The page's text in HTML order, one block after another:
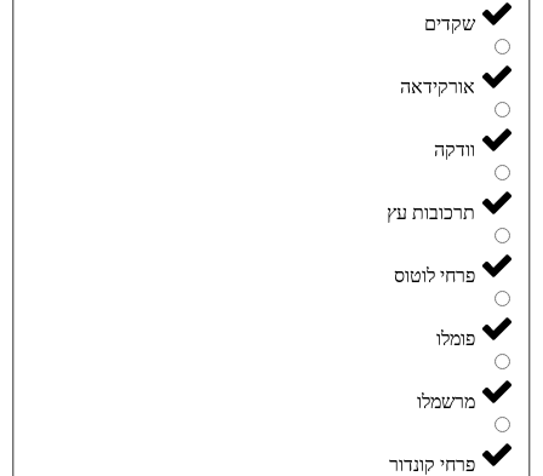
שקדים
אורקידאה
וודקה
תרכובות עץ
פרחי לוטוס
פומלו
מרשמלו
פרחי קונדור